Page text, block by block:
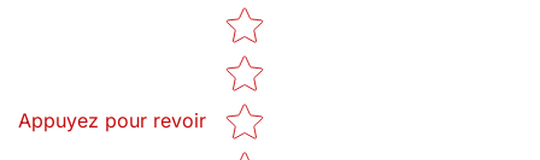
Appuyez pour revoir
Star rating